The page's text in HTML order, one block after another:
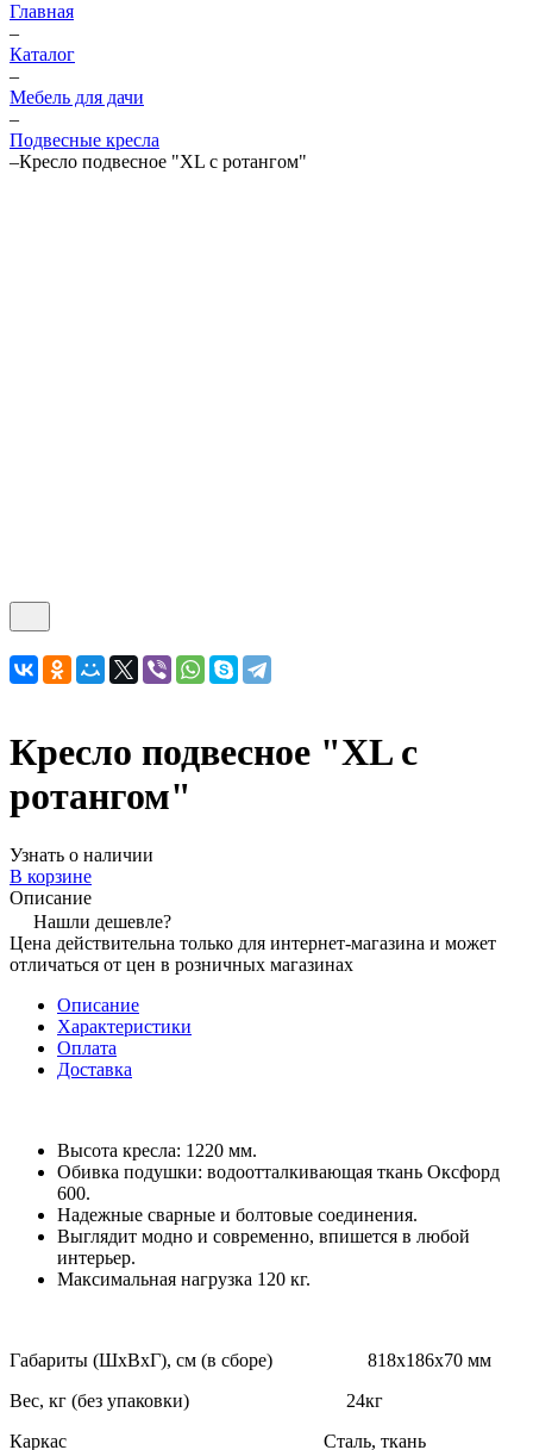
Главная
–
Каталог
–
Мебель для дачи
–
Подвесные кресла
–Кресло подвесное "XL с ротангом"
Кресло подвесное "XL с
ротангом"
Узнать о наличии
В корзине
Описание
Нашли дешевле?
Цена действительна только для интернет-магазина и может
отличаться от цен в розничных магазинах
Описание
Характеристики
Оплата
Доставка
Высота кресла: 1220 мм.
Обивка подушки: водоотталкивающая ткань Оксфорд
600.
Надежные сварные и болтовые соединения.
Выглядит модно и современно, впишется в любой
интерьер.
Максимальная нагрузка 120 кг.
Габариты (ШхВхГ), см (в сборе) 818х186х70 мм
Вес, кг (без упаковки) 24кг
Каркас Сталь, ткань